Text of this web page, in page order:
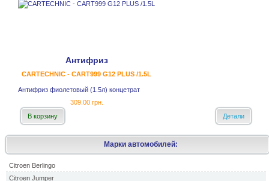
Марки автомобилей:
Citroen Berlingo
Citroen Jumper
Антифриз
CARTECHNIC - CART999 G12 PLUS /1.5L
Антифриз фиолетовый (1.5л) концетрат
309.00 грн.
В корзину
Детали